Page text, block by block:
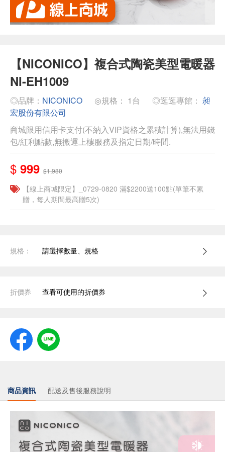
【NICONICO】複合式陶瓷美型電暖器
NI-EH1009
◎品牌： NICONICO ◎規格： 1台 ◎逛逛專館： 昶
宏股份有限公司
商城限用信用卡支付(不納入VIP資格之累積計算),無法用錢
包/紅利點數,無搬運上樓服務及指定日期/時間.
$ 999 $1,980
【線上商城限定】_0729-0820 滿$2200送100點(單筆不累
贈，每人期間最高贈5次)
規格： 請選擇數量、規格
折價券 查看可使用的折價券
商品資訊 配送及售後服務說明